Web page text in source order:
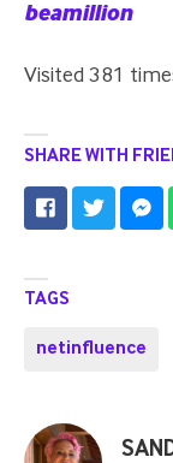
beamillion
Visited 381
SHARE WITH
TAGS
netinfluence